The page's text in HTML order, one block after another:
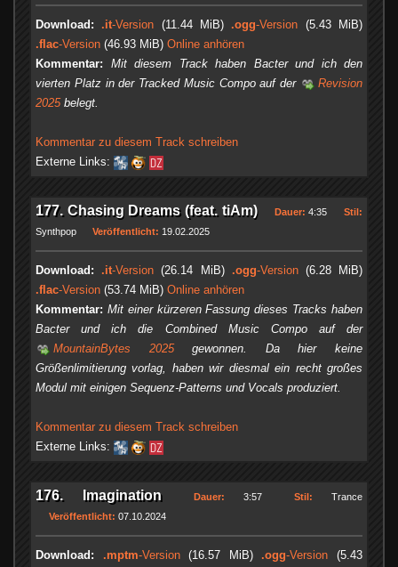
Download: .it-Version (11.44 MiB).ogg-Version (5.43 MiB)
.flac-Version (46.93 MiB) Online anhören
Kommentar:
Mit diesem Track haben Bacter und ich den
vierten Platz in der Tracked Music Compo auf der
Revision
2025belegt.
Kommentar zu diesem Track schreiben
Externe Links:
177. Chasing Dreams (feat. tiAm) Dauer: 4:35
Stil:
Synthpop
Veröffentlicht: 19.02.2025
Download: .it-Version (26.14 MiB) .ogg-Version(6.28 MiB)
.flac-Version (53.74 MiB) Online anhören
Kommentar: Mit einer kürzeren Fassung dieses Tracks haben
Bacter und ich die Combined Music Compo auf der
MountainBytes 2025gewonnen. Da hier keine
Größenlimitierung vorlag, haben wir diesmal ein recht großes
Modul mit einigen Sequenz-Patterns und Vocals produziert.
Kommentar zu diesem Track schreiben
Externe Links:
176. Imagination Dauer: 3:57 Stil: Trance
Veröffentlicht: 07.10.2024
Download: .mptm-Version(16.57 MiB).ogg-Version (5.43